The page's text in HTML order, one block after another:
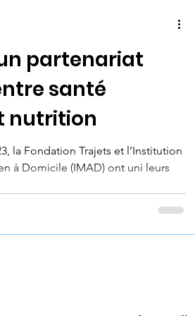
et solid
partenariat
santé
nutrition
la Fondation Trajets et l’Institution
à Domicile (IMAD) ont uni leurs